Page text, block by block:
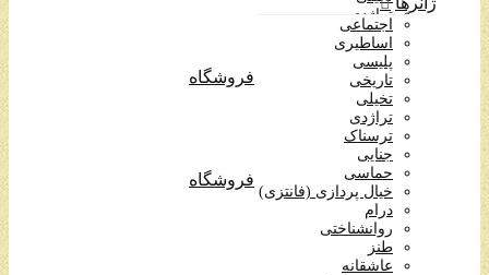
تراژدی
ترسناک
جنایی
حماسی
خیال پردازی (فانتزی)
درام
روانشناختی
طنز
عاشقانه
علمی تخیلی
فرهنگی
مافیایی
مذهبی
معمایی
فروشگاه
اجتماعی
اساطیری
پلیسی
تاریخی
تخیلی
تراژدی
ترسناک
جنایی
حماسی
خیال پردازی (فانتزی)
درام
روانشناختی
طنز
عاشقانه
فروشگاه